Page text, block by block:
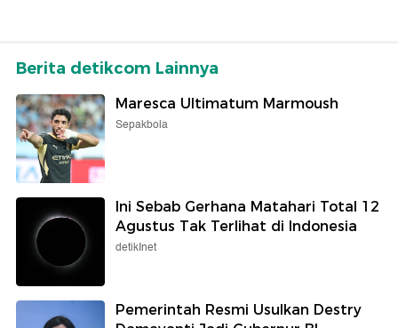
Berita detikcom Lainnya
Maresca Ultimatum Marmoush
Sepakbola
Ini Sebab Gerhana Matahari Total 12
Agustus Tak Terlihat di Indonesia
detikInet
Pemerintah Resmi Usulkan Destry